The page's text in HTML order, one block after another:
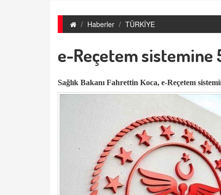
Haberler TÜRKİYE
e-Reçetem sistemine
Sağlık Bakanı Fahrettin Koca, e-Reçetem